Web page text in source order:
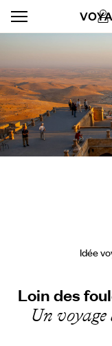
Idée
Loin des
Un